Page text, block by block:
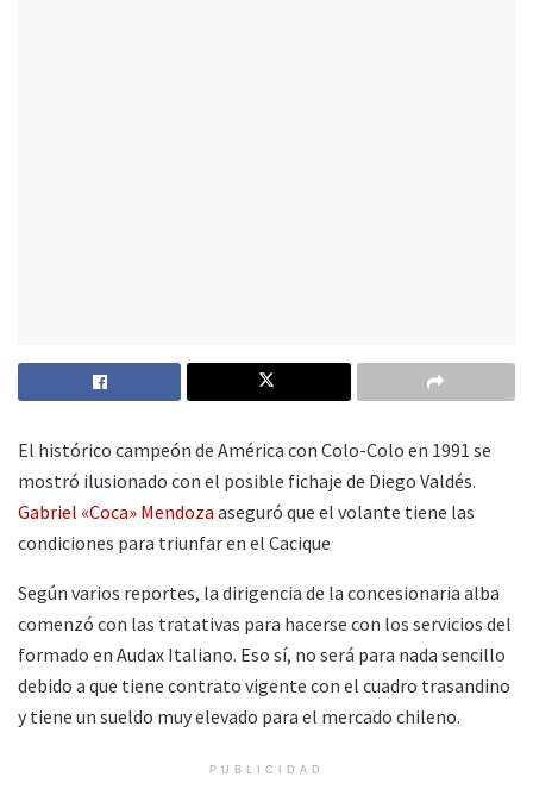
El histórico campeón de América con Colo-Colo en 1991 se
mostró ilusionado con el posible fichaje de Diego Valdés.
Gabriel «Coca» Mendoza aseguró que el volante tiene las
condiciones para triunfar en el Cacique
Según varios reportes, la dirigencia de la concesionaria alba
comenzó con las tratativas para hacerse con los servicios del
formado en Audax Italiano. Eso sí, no será para nada sencillo
debido a que tiene contrato vigente con el cuadro trasandino
y tiene un sueldo muy elevado para el mercado chileno.
PUBLICIDAD